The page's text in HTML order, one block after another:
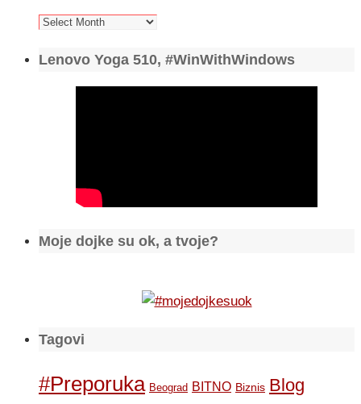
Arhiva
Lenovo Yoga 510, #WinWithWindows
Moje dojke su ok, a tvoje?
Tagovi
#Preporuka Beograd BITNO Biznis Blog